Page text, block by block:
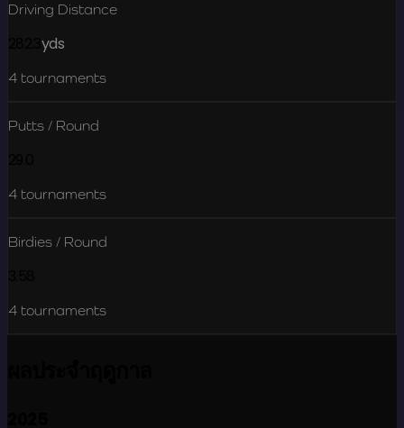
Driving Distance
yds
4 tournaments
Putts / Round
4 tournaments
Birdies / Round
4 tournaments